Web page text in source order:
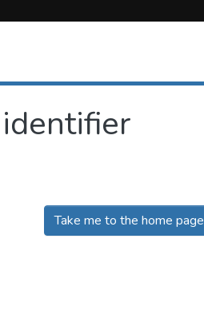
Take me to the home page